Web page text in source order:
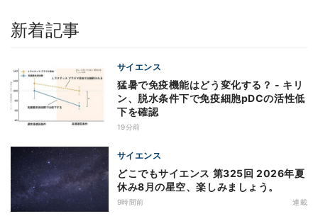
新着記事
サイエンス
猛暑で免疫機能はどう変化する？ - キリ
ン、脱水条件下で免疫細胞pDCの活性低
下を確認
19分前
サイエンス
どこでもサイエンス 第325回 2026年夏
休み8月の星空、楽しみましょう。
9時間前 連載